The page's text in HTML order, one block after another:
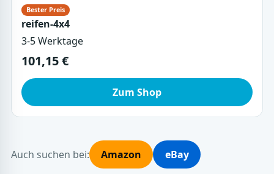
reifen-4x4
3-5 Werktage
101,15 €
Zum Shop
Auch suchen bei: Amazon eBay